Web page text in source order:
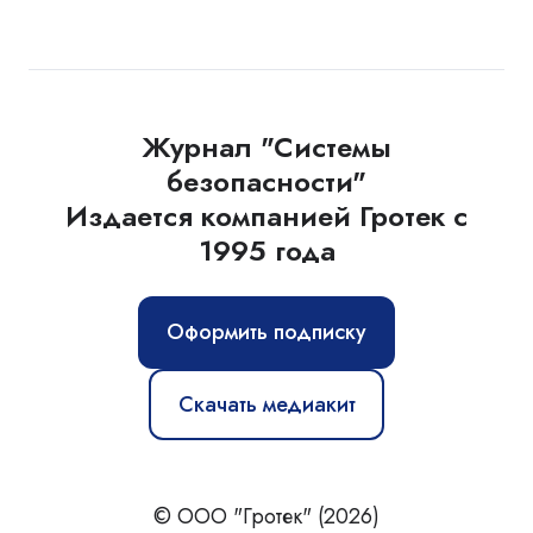
Журнал "Системы
безопасности"
Издается компанией Гротек с
1995 года
Оформить подписку
Скачать медиакит
© ООО "Гротек" (2026)